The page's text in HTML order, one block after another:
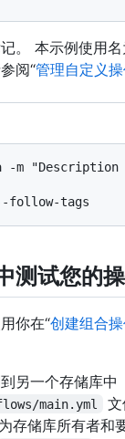
。 本示例使用名
阅“管理自定义
m
测试您的
你在“创建组合
另一个存储库中
main.yml
存储库所有者和